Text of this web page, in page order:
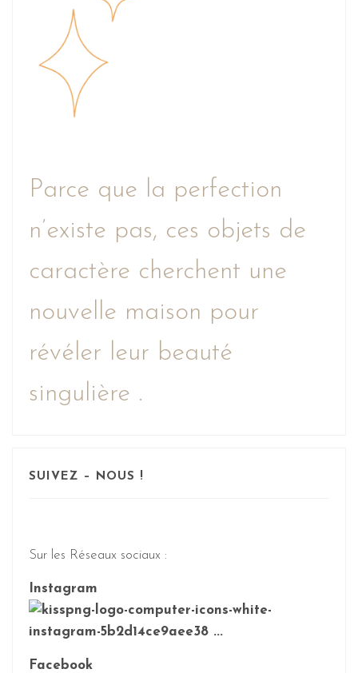
Parce que la perfection
n’existe pas, ces objets de
caractère cherchent une
nouvelle maison pour
révéler leur beauté
singulière .
SUIVEZ – NOUS !
Sur les Réseaux sociaux :
Instagram
Facebook